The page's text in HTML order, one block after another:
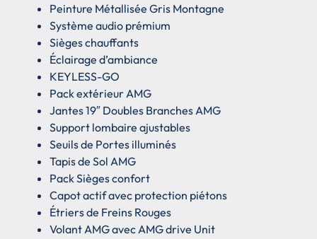
Peinture Métallisée Gris Montagne
Système audio prémium
Sièges chauffants
Éclairage d’ambiance
KEYLESS-GO
Pack extérieur AMG
Jantes 19″ Doubles Branches AMG
Support lombaire ajustables
Seuils de Portes illuminés
Tapis de Sol AMG
Pack Sièges confort
Capot actif avec protection piétons
Étriers de Freins Rouges
Volant AMG avec AMG drive Unit